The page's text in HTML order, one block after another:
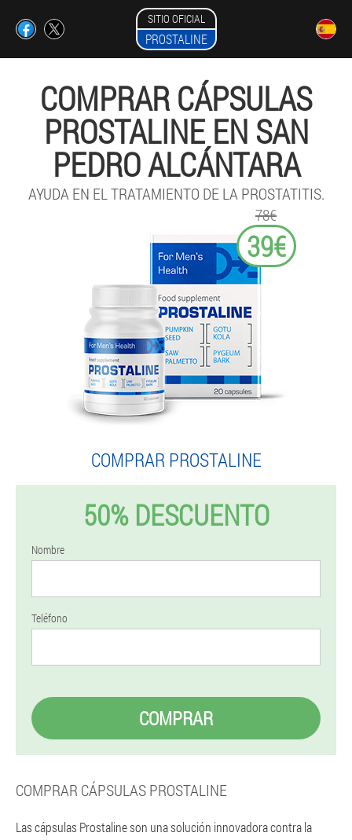
SITIO OFICIAL
PROSTALINE
COMPRAR CÁPSULAS
PROSTALINE EN SAN
PEDRO ALCÁNTARA
AYUDA EN EL TRATAMIENTO DE LA PROSTATITIS.
78€
39€
COMPRAR PROSTALINE
50% DESCUENTO
Nombre
Teléfono
COMPRAR
COMPRAR CÁPSULAS PROSTALINE
Las cápsulas Prostaline son una solución innovadora contra la